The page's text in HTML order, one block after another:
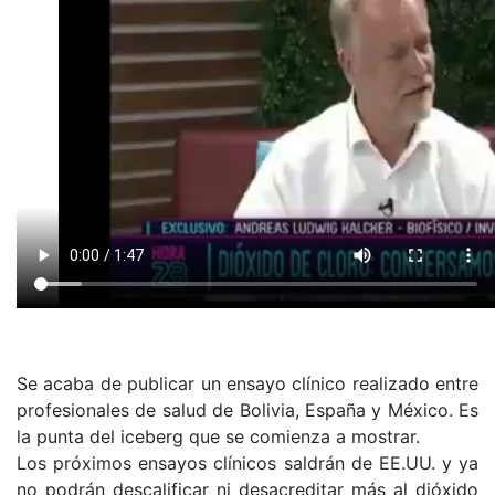
Se acaba de publicar un ensayo clínico realizado entre
profesionales de salud de Bolivia, España y México. Es
la punta del iceberg que se comienza a mostrar.
Los próximos ensayos clínicos saldrán de EE.UU. y ya
no podrán descalificar ni desacreditar más al dióxido